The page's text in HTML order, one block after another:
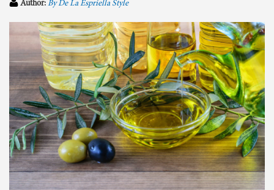
Author: By De La Espriella Style